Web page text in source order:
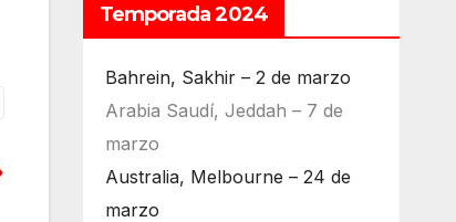
Temporada 2024
Bahrein, Sakhir – 2 de marzo
Arabia Saudí, Jeddah – 7 de
marzo
Australia, Melbourne – 24 de
marzo